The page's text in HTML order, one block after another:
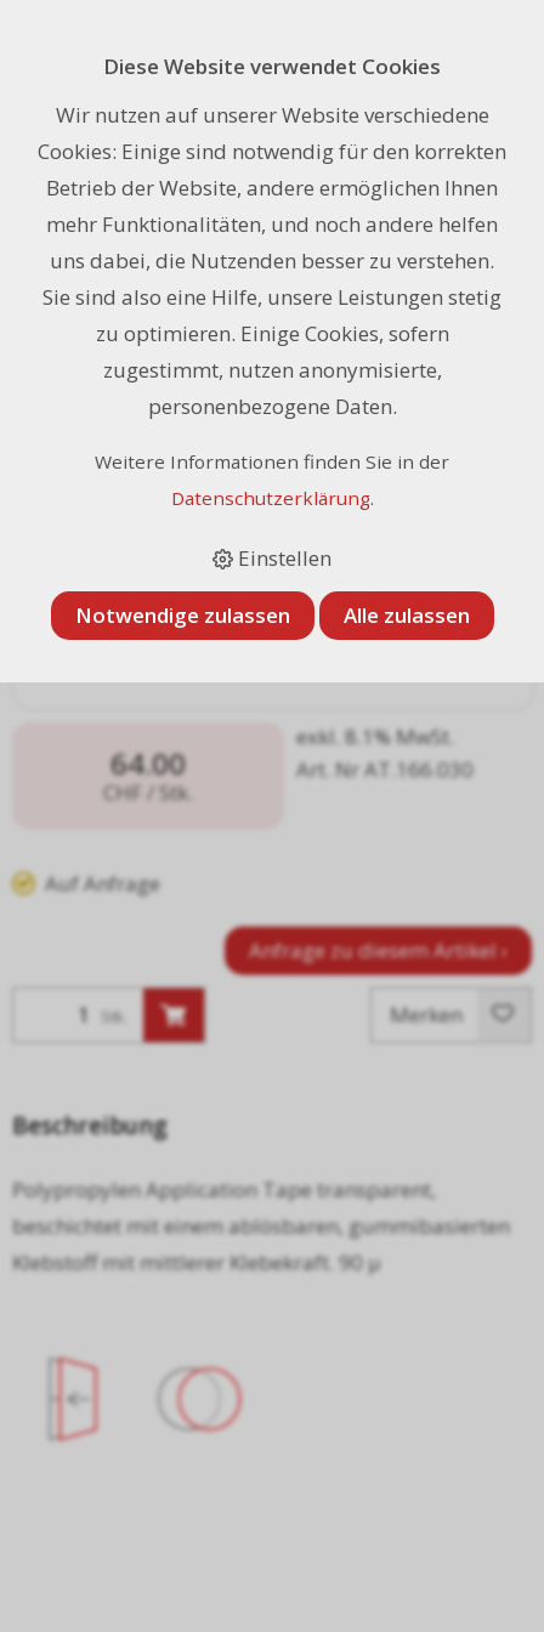
transparent 166, 30 cm x 100 m
64.00
CHF / Stk.
exkl. 8.1% MwSt.
Art. Nr AT.166.030
Auf Anfrage
Anfrage zu diesem Artikel ›
Stk. Merken
Beschreibung
Polypropylen Application Tape transparent,
beschichtet mit einem ablösbaren, gummibasierten
Klebstoff mit mittlerer Klebekraft. 90 µ
Diese Website verwendet Cookies
Wir nutzen auf unserer Website verschiedene
Cookies: Einige sind notwendig für den korrekten
Betrieb der Website, andere ermöglichen Ihnen
mehr Funktionalitäten, und noch andere helfen
uns dabei, die Nutzenden besser zu verstehen.
Sie sind also eine Hilfe, unsere Leistungen stetig
zu optimieren. Einige Cookies, sofern
zugestimmt, nutzen anonymisierte,
personenbezogene Daten.
Weitere Informationen finden Sie in der
Datenschutzerklärung.
Einstellen
Notwendige zulassen Alle zulassen